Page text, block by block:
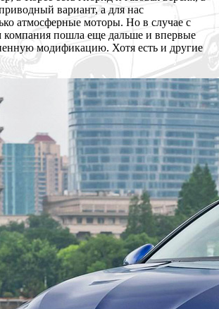
вариант, а для нас
атмосферные моторы. Но в случае с
пошла еще дальше и впервые
модификацию. Хотя есть и другие